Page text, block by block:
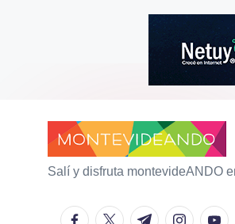
m
Salí y disfruta montevideANDO
facebook.com
twitter.com
t.me